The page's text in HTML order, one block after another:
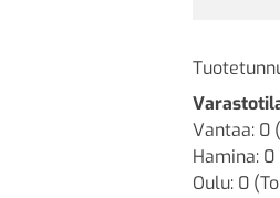
Vantaa: 0
Hamina:
Oulu: 0